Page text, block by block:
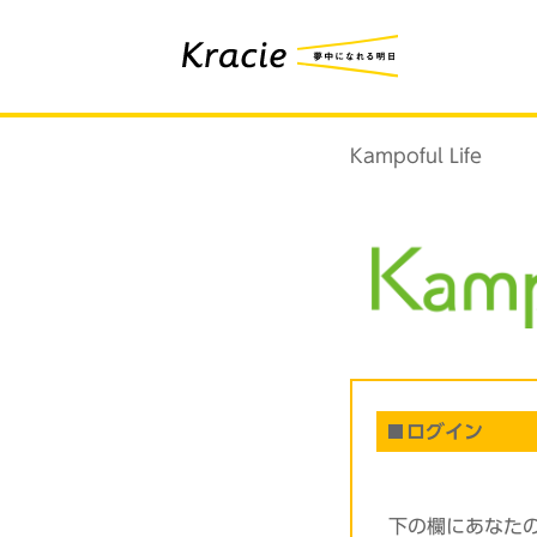
Kampoful Life
ログイン
下の欄にあなた